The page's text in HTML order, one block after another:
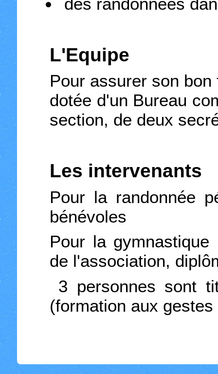
L'Equipe
Pour assurer son
dotée d'un Bureau
section, de deux
Les intervenants
Pour la randonnée
bénévoles
Pour la
de l'association,
3 personnes sont
(formation aux